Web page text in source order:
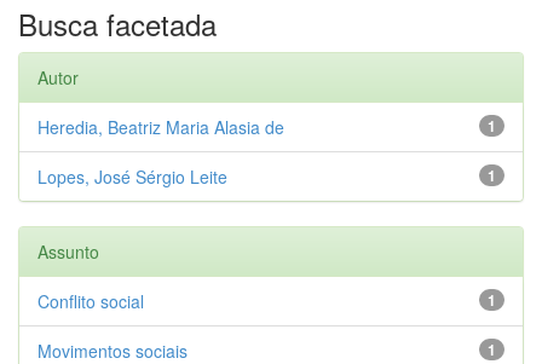
Busca facetada
Autor
1
Heredia, Beatriz Maria Alasia de
1
Lopes, José Sérgio Leite
Assunto
1
Conflito social
1
Movimentos sociais